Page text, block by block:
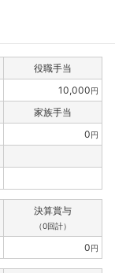
役職手当
10,000円
家族手当
0円
決算賞与
（0回計）
0円